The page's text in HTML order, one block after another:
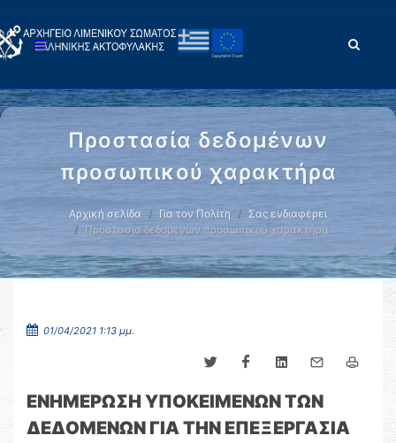
Προστασία δεδομένων
προσωπικού χαρακτήρα
Αρχική σελίδα Για τον Πολίτη
Σας ενδιαφέρει
Προστασία δεδομένων προσωπικού χαρακτήρα
01/04/2021 1:13 μμ.
ΕΝΗΜΕΡΩΣΗ ΥΠΟΚΕΙΜΕΝΩΝ ΤΩΝ
ΔΕΔΟΜΕΝΩΝ ΓΙΑ ΤΗΝ ΕΠΕΞΕΡΓΑΣΙΑ